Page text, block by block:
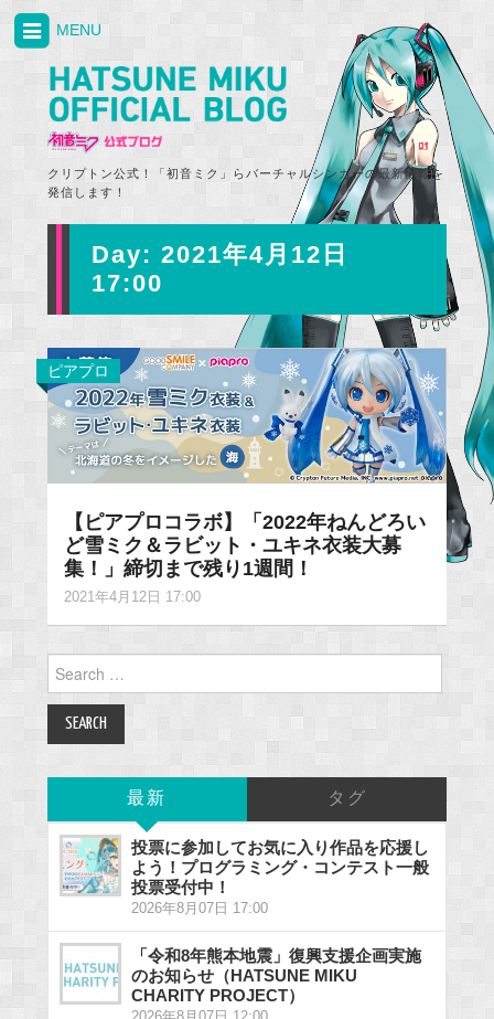
クリプトン公式！「初音ミク」らバーチャルシンガーの最新情報を
発信します！
MENU
Day: 2021年4月12日
17:00
ピアプロ
【ピアプロコラボ】「2022年ねんどろい
ど雪ミク＆ラビット・ユキネ衣装大募
集！」締切まで残り1週間！
2021年4月12日 17:00
Search
for:
最新 タグ
投票に参加してお気に入り作品を応援し
よう！プログラミング・コンテスト一般
投票受付中！
2026年8月07日 17:00
「令和8年熊本地震」復興支援企画実施
のお知らせ（HATSUNE MIKU
CHARITY PROJECT）